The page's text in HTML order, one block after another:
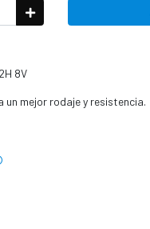
8V
un mejor rodaje y resistencia.